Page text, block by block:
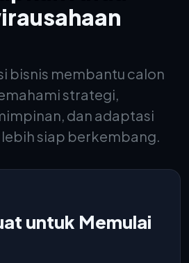
bisnis membantu calon
strategi,
dan adaptasi
siap berkembang.
untuk Memulai